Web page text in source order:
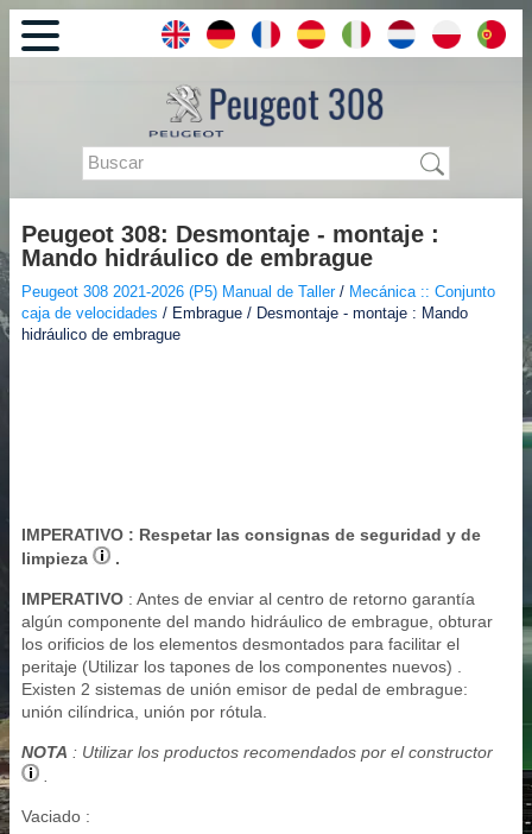
Peugeot 308: Desmontaje - montaje :
Mando hidráulico de embrague
Peugeot 308 2021-2026 (P5) Manual de Taller/ Mecánica :: Conjunto
caja de velocidades / Embrague / Desmontaje - montaje : Mando
hidráulico de embrague
IMPERATIVO : Respetar las consignas de seguridad y de
limpieza
.
IMPERATIVO : Antes de enviar al centro de retorno garantía
algún componente del mando hidráulico de embrague, obturar
los orificios de los elementos desmontados para facilitar el
peritaje (Utilizar los tapones de los componentes nuevos) .
Existen 2 sistemas de unión emisor de pedal de embrague:
unión cilíndrica, unión por rótula.
NOTA : Utilizar los productos recomendados por el constructor
Vaciado :